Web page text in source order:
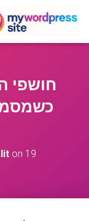
חושפי
on 19 בפברואר 2025